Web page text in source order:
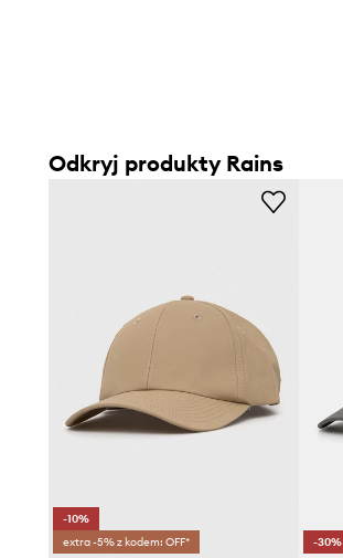
Odkryj produkty Rains
-10%
extra -5% z kodem: OFF*
-30%